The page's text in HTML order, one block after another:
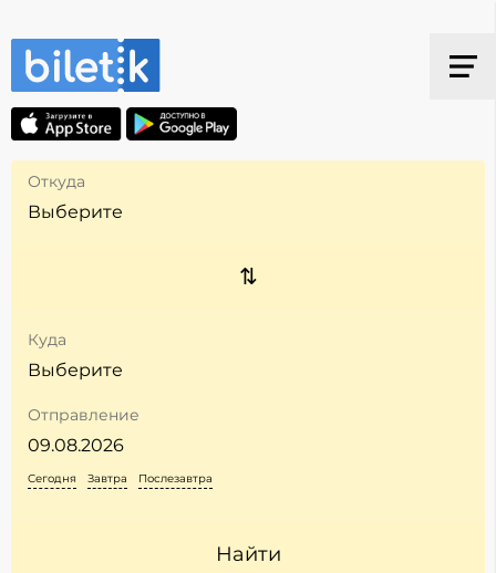
Откуда
Куда
Отправление
Сегодня Завтра Послезавтра
Найти